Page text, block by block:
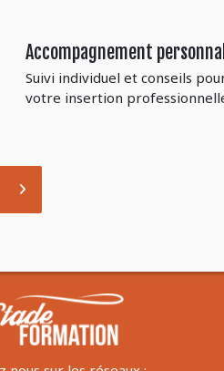
Accompagnement
Suivi individuel et conseils
votre insertion